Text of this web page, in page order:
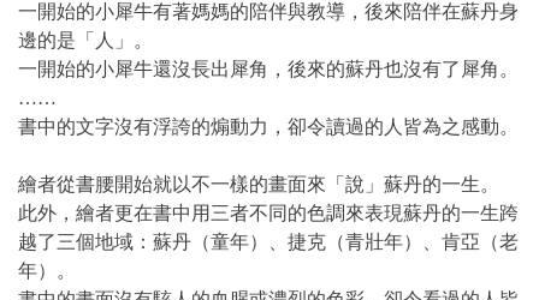
一開始的小犀牛有著媽媽的陪伴與教導，後來陪伴在蘇丹身
邊的是「人」。
一開始的小犀牛還沒長出犀角，後來的蘇丹也沒有了犀角。
……
書中的文字沒有浮誇的煽動力，卻令讀過的人皆為之感動。
繪者從書腰開始就以不一樣的畫面來「說」蘇丹的一生。
此外，繪者更在書中用三者不同的色調來表現蘇丹的一生跨
越了三個地域：蘇丹（童年）、捷克（青壯年）、肯亞（老
年）。